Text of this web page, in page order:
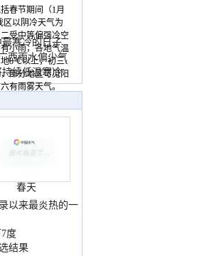
春节期间（1月
区以阴冷天气为
受中等偏强冷空
小雨，各地气温
8℃以上，初三、
部分地区可见阳
有雨雾天气。
寒冷的日子
西雨水偏少气
续低温寒冷
春天
以来最炎热的一
度
结果